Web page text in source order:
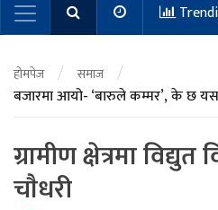
Main Navigation
होमपेज / समाज /
बजारमा आयो- ‘बारुले कम्मर’, के छ
ग्रामीण क्षेत्रमा विद्युत
चाैधरी